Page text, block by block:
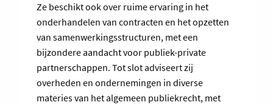
Ze beschikt ook over ruime ervaring in het
onderhandelen van contracten en het opzetten
van samenwerkingsstructuren, met een
bijzondere aandacht voor publiek-private
partnerschappen. Tot slot adviseert zij
overheden en ondernemingen in diverse
materies van het algemeen publiekrecht, met